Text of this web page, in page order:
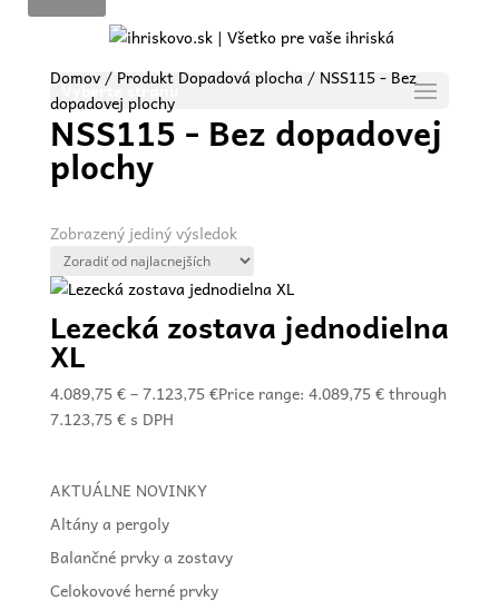
Vyberte stranu
Domov/ Produkt Dopadová plocha / NSS115 - Bez
dopadovej plochy
NSS115 - Bez dopadovej
plochy
Zobrazený jediný výsledok
Lezecká zostava jednodielna
XL
4.089,75€–7.123,75€Price range: 4.089,75 € through
7.123,75 € s DPH
AKTUÁLNE NOVINKY
Altány a pergoly
Balančné prvky a zostavy
Celokovové herné prvky